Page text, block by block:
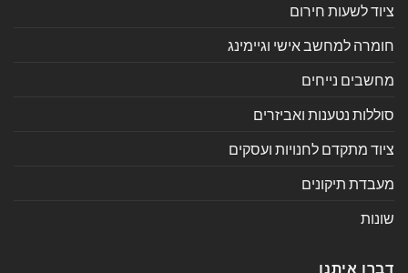
ציוד לשעות חירום
חומרה למחשב אישי וגיימינג
מחשבים נייחים
סוללות נטענות ואביזרים
ציוד מתקדם לחנויות ועסקים
מעבדת תיקונים
שונות
דברו איתנו